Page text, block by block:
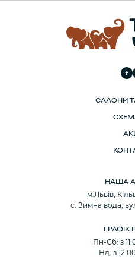
САЛОНИ
НАША
м.Львів,
с. Зимна вода,
ГРАФІК
Пн-Сб: з
Нд: з